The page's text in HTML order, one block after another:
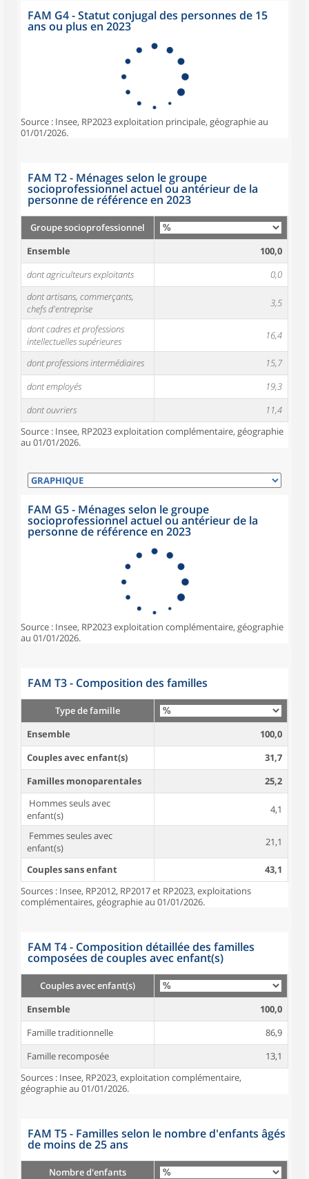
FAM G4 - Statut conjugal des personnes de 15
ans ou plus en 2023
Source : Insee, RP2023 exploitation principale, géographie au
01/01/2026.
FAM T2 - Ménages selon le groupe
socioprofessionnel actuel ou antérieur de la
personne de référence en 2023
Groupe socioprofessionnel
Ensemble
100,0
dont agriculteurs exploitants
0,0
dont artisans, commerçants,
chefs d'entreprise
3,5
dont cadres et professions
intellectuelles supérieures
16,4
dont professions intermédiaires
15,7
dont employés
19,3
dont ouvriers
11,4
Source : Insee, RP2023 exploitation complémentaire, géographie
au 01/01/2026.
FAM G5 - Ménages selon le groupe
socioprofessionnel actuel ou antérieur de la
personne de référence en 2023
Source : Insee, RP2023 exploitation complémentaire, géographie
au 01/01/2026.
FAM T3 - Composition des familles
Type de famille
Ensemble
100,0
Couples avec enfant(s)
31,7
Familles monoparentales
25,2
Hommes seuls avec
enfant(s)
4,1
Femmes seules avec
enfant(s)
21,1
Couples sans enfant
43,1
Sources : Insee, RP2012, RP2017 et RP2023, exploitations
complémentaires, géographie au 01/01/2026.
FAM T4 - Composition détaillée des familles
composées de couples avec enfant(s)
Couples avec enfant(s)
Ensemble
100,0
Famille traditionnelle
86,9
Famille recomposée
13,1
Sources : Insee, RP2023, exploitation complémentaire,
géographie au 01/01/2026.
FAM T5 - Familles selon le nombre d'enfants âgés
de moins de 25 ans
Nombre d'enfants